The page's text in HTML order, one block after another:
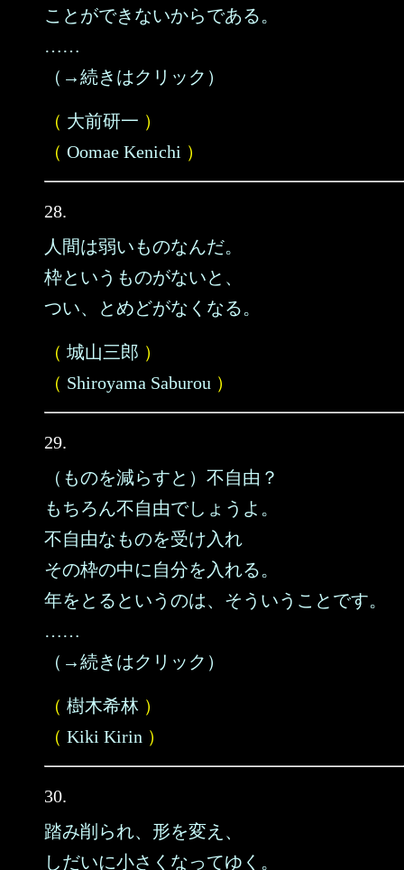
ことができないからである。
……
（→続きはクリック）
（ 大前研一 ）
（ Oomae Kenichi ）
28.
人間は弱いものなんだ。
枠というものがないと、
つい、とめどがなくなる。
（ 城山三郎 ）
（ Shiroyama Saburou ）
29.
（ものを減らすと）不自由？
もちろん不自由でしょうよ。
不自由なものを受け入れ
その枠の中に自分を入れる。
年をとるというのは、そういうことです。
……
（→続きはクリック）
（ 樹木希林 ）
（ Kiki Kirin ）
30.
踏み削られ、形を変え、
しだいに小さくなってゆく。